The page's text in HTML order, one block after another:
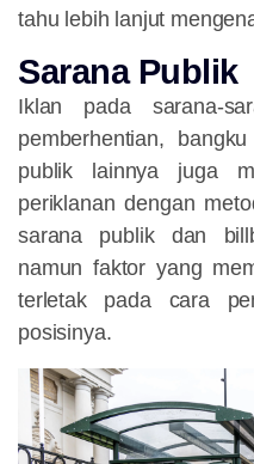
tahu lebih lanjut
Sarana Publik
Iklan pada sarana-
pemberhentian,
publik lainnya juga
periklanan dengan
sarana publik dan
namun faktor yang
terletak pada cara
posisinya.